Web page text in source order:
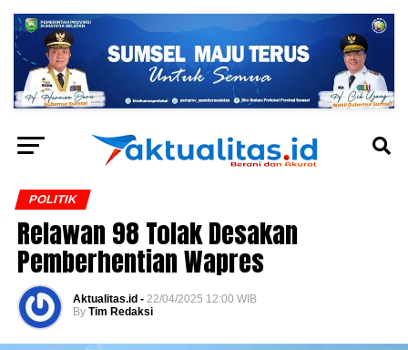
POLITIK
Relawan 98 Tolak Desakan
Pemberhentian Wapres
Aktualitas.id - 22/04/2025 12:00 WIB
By Tim Redaksi